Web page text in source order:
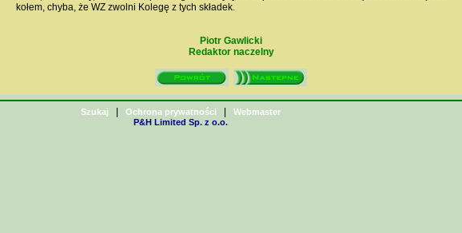
kołem, chyba, że WZ zwolni Kolegę z tych składek.
Piotr Gawlicki
Redaktor naczelny
Szukaj Ochrona prywatności
Webmaster
P&H Limited Sp. z o.o.